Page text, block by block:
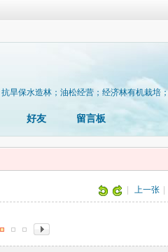
旱保水造林；油松经营；经济林有机栽培
好友 留言板
上一张